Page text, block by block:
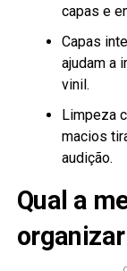
capas e
Capas
ajudam a
vinil.
Limpeza
macios
audição.
Qual a